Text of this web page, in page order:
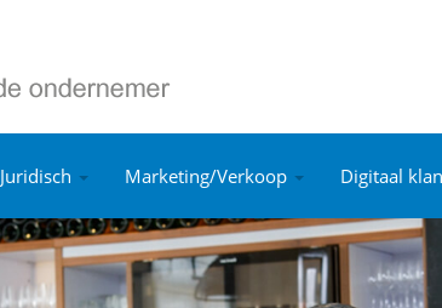
Juridisch Marketing/Verkoop Digitaal